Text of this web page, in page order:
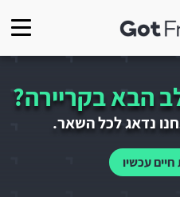
הבא בקריירה?
נדאג לכל השאר.
עכשיו